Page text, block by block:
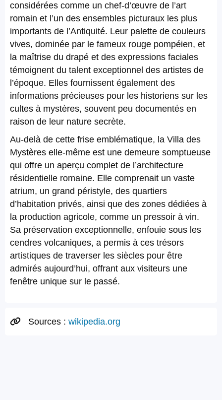
considérées comme un chef-d’œuvre de l’art
romain et l’un des ensembles picturaux les plus
importants de l’Antiquité. Leur palette de couleurs
vives, dominée par le fameux rouge pompéien, et
la maîtrise du drapé et des expressions faciales
témoignent du talent exceptionnel des artistes de
l’époque. Elles fournissent également des
informations précieuses pour les historiens sur les
cultes à mystères, souvent peu documentés en
raison de leur nature secrète.
Au-delà de cette frise emblématique, la Villa des
Mystères elle-même est une demeure somptueuse
qui offre un aperçu complet de l’architecture
résidentielle romaine. Elle comprenait un vaste
atrium, un grand péristyle, des quartiers
d’habitation privés, ainsi que des zones dédiées à
la production agricole, comme un pressoir à vin.
Sa préservation exceptionnelle, enfouie sous les
cendres volcaniques, a permis à ces trésors
artistiques de traverser les siècles pour être
admirés aujourd’hui, offrant aux visiteurs une
fenêtre unique sur le passé.
Sources : wikipedia.org